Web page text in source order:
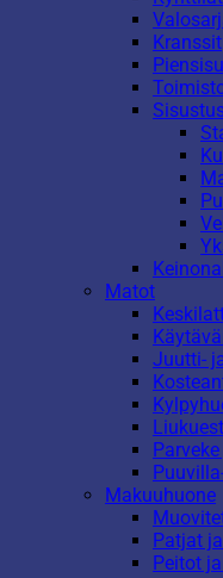
Kranssit
Matot
Juutti-
Makuuhuone
Patjat
Peitot